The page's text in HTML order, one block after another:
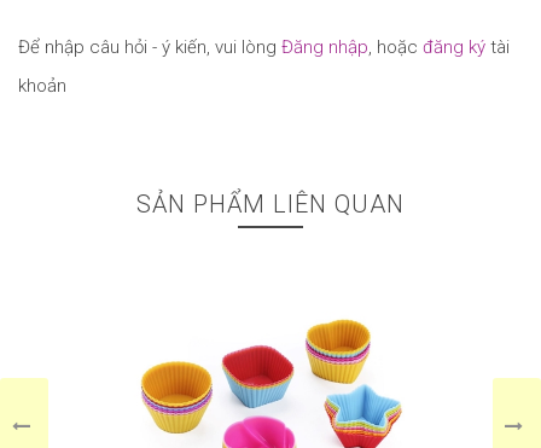
Để nhập câu hỏi - ý kiến, vui lòng Đăng nhập, hoặc đăng ký tài
khoản
SẢN PHẨM LIÊN QUAN